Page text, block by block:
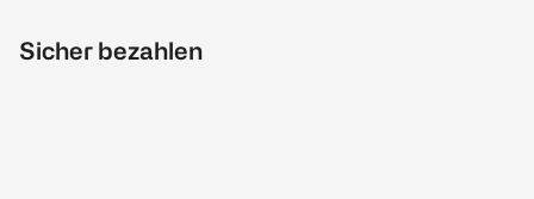
Sicher bezahlen